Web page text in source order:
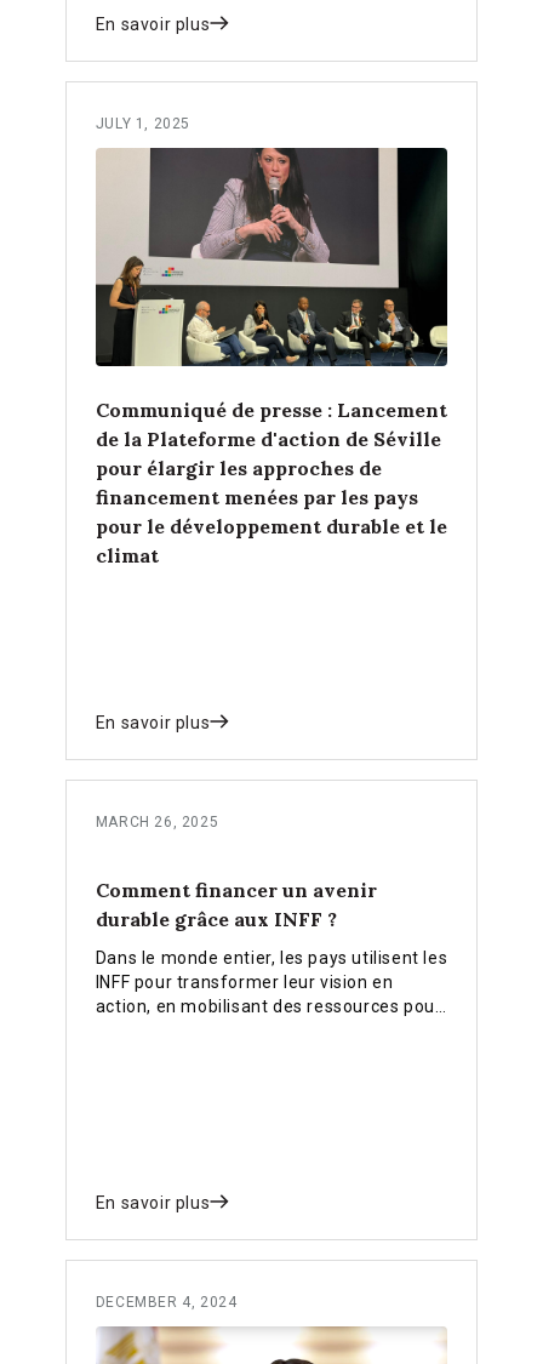
En savoir plus
JULY 1, 2025
Communiqué de presse : Lancement
de la Plateforme d'action de Séville
pour élargir les approches de
financement menées par les pays
pour le développement durable et le
climat
En savoir plus
MARCH 26, 2025
Comment financer un avenir
durable grâce aux INFF ?
Dans le monde entier, les pays utilisent les
INFF pour transformer leur vision en
action, en mobilisant des ressources pour
En savoir plus
DECEMBER 4, 2024